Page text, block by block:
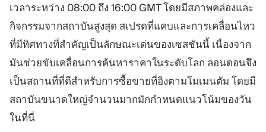
เวลาระหว่าง 08:00 ถึง 16:00 GMT โดยมีสภาพคล่องและ
กิจกรรมจากสถาบันสูงสุด สเปรดที่แคบและการเคลื่อนไหว
ที่มีทิศทางที่สำคัญเป็นลักษณะเด่นของเซสชันนี้ เนื่องจาก
มันช่วยขับเคลื่อนการค้นหาราคาในระดับโลก ลอนดอนจึง
เป็นสถานที่ที่ดีสำหรับการซื้อขายที่อิงตามโมเมนตัม โดยมี
สถาบันขนาดใหญ่จำนวนมากมักกำหนดแนวโน้มของวัน
ในที่นี่